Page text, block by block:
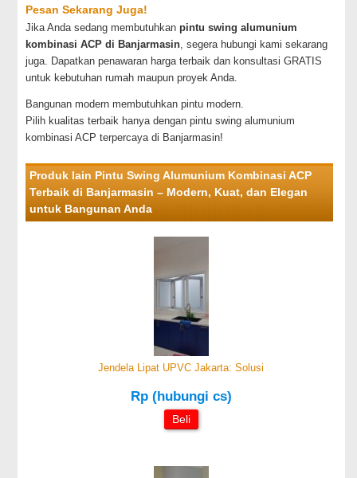
Pesan Sekarang Juga!
Jika Anda sedang membutuhkanpintu swing alumunium
kombinasi ACP di Banjarmasin, segera hubungi kami sekarang
juga. Dapatkan penawaran harga terbaik dan konsultasi GRATIS
untuk kebutuhan rumah maupun proyek Anda.
Bangunan modern membutuhkan pintu modern.
Pilih kualitas terbaik hanya dengan pintu swing alumunium
kombinasi ACP terpercaya di Banjarmasin!
Produk lain Pintu Swing Alumunium Kombinasi ACP
Terbaik di Banjarmasin – Modern, Kuat, dan Elegan
untuk Bangunan Anda
Jendela Lipat UPVC Jakarta: Solusi
Rp (hubungi cs)
Beli